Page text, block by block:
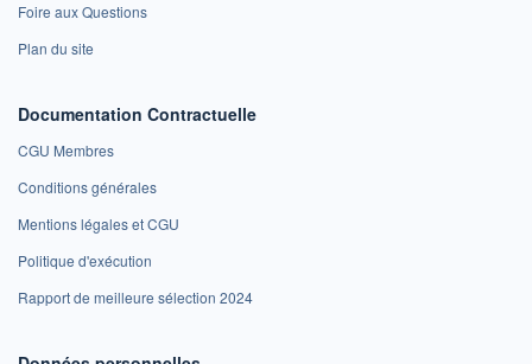
Foire aux Questions
Plan du site
Documentation Contractuelle
CGU Membres
Conditions générales
Mentions légales et CGU
Politique d'exécution
Rapport de meilleure sélection 2024